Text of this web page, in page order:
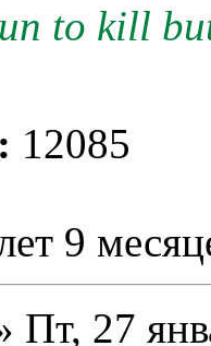
to kill
12085
9
Пт, 27